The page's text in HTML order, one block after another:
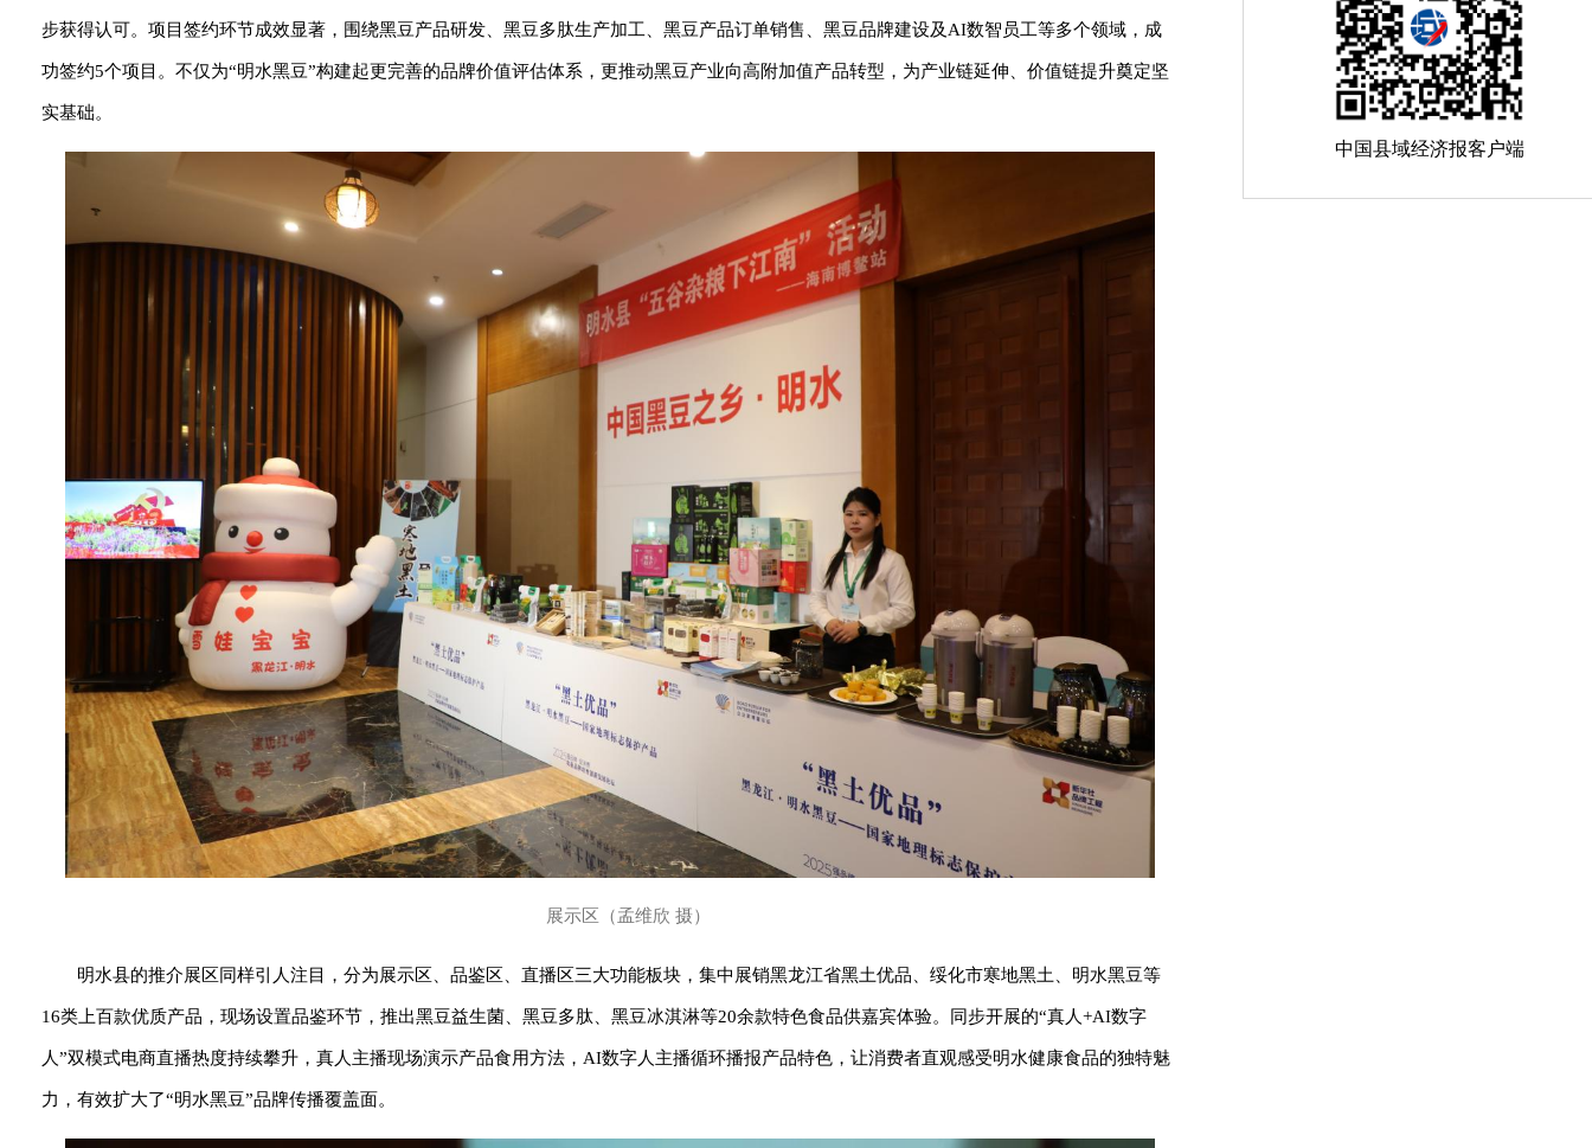
步获得认可。项目签约环节成效显著，围绕黑豆产品研发、黑豆多肽生产加工、黑豆产品订单销售、黑豆品牌建设及AI数智员工等多个领域，成
功签约5个项目。不仅为“明水黑豆”构建起更完善的品牌价值评估体系，更推动黑豆产业向高附加值产品转型，为产业链延伸、价值链提升奠定坚
实基础。
展示区（孟维欣 摄）
明水县的推介展区同样引人注目，分为展示区、品鉴区、直播区三大功能板块，集中展销黑龙江省黑土优品、绥化市寒地黑土、明水黑豆等
16类上百款优质产品，现场设置品鉴环节，推出黑豆益生菌、黑豆多肽、黑豆冰淇淋等20余款特色食品供嘉宾体验。同步开展的“真人+AI数字
人”双模式电商直播热度持续攀升，真人主播现场演示产品食用方法，AI数字人主播循环播报产品特色，让消费者直观感受明水健康食品的独特魅
力，有效扩大了“明水黑豆”品牌传播覆盖面。
中国县域经济报客户端